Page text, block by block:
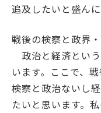
追及したいと盛ん
戦後の検察と政界
政治と経済とい
います。ここで、
検察と政治ないし
たいと思います。